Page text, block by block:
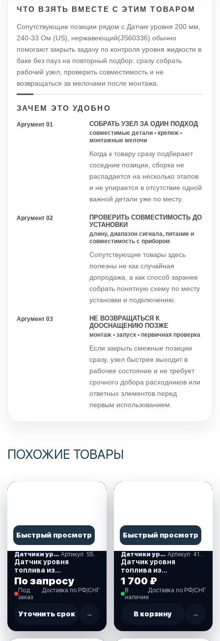
ЧТО ВЗЯТЬ ВМЕСТЕ С ЭТИМ ТОВАРОМ
Сопутствующие позиции рядом с Датчик уровня 200 мм,
240-33 Ом (US), нержавеющий(JS60336) обычно
помогают закрыть задачу по контроля уровня жидкости в
баке без пауз на повторный подбор: сразу собрать
рабочий узел, проверить совместимость и не
возвращаться за мелочами после монтажа.
ЗАЧЕМ ЭТО УДОБНО
Аргумент 01 СОБРАТЬ УЗЕЛ ЗА ОДИН ПОДХОД
совместимые детали • крепеж •
монтажные мелочи
Когда к товару сразу подбирают
соседние позиции, сборка не
распадается на несколько этапов
и не упирается в отсутствие одной
важной детали уже по месту.
Аргумент 02
ПРОВЕРИТЬ СОВМЕСТИМОСТЬ ДО
УСТАНОВКИ
длину, диапазон сигнала, питание и
совместимость с прибором
Сопутствующие товары здесь
полезны не как случайная
допродажа, а как способ заранее
собрать понятную схему по месту
установки и подключению.
Аргумент 03
НЕ ВОЗВРАЩАТЬСЯ К
ДООСНАЩЕНИЮ ПОЗЖЕ
монтаж • запуск • первичная проверка
Если закрыть смежные позиции
сразу, узел быстрее выходит в
рабочее состояние и не требует
срочного добора расходников или
ответных элементов перед
первым использованием.
ПОХОЖИЕ ТОВАРЫ
Быстрый просмотр
Датчики уровня жидкости Артикул: S5-E250 K
Датчик уровня
топлива из
нержавеющей стали,
250 мм., 0-190 Oм. (S5-
E250 K)
По запросу
Под
заказ
Доставка по РФ/СНГ
Уточнить срок →
Быстрый просмотр
Датчики уровня жидкости Артикул: 410060
Датчик уровня
топлива из
нержавеющей стали,
220 мм., 0-190 Ом.
(410060)
1 700 ₽
В
наличии
Доставка по РФ/СНГ
В корзину →